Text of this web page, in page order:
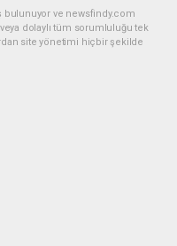
bulunuyor ve newsfindy.com
dolaylı tüm sorumluluğu tek
site yönetimi hiçbir şekilde